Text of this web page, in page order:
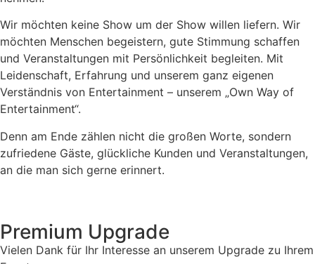
Wir möchten keine Show um der Show willen liefern. Wir
möchten Menschen begeistern, gute Stimmung schaffen
und Veranstaltungen mit Persönlichkeit begleiten. Mit
Leidenschaft, Erfahrung und unserem ganz eigenen
Verständnis von Entertainment – unserem „Own Way of
Entertainment“.
Denn am Ende zählen nicht die großen Worte, sondern
zufriedene Gäste, glückliche Kunden und Veranstaltungen,
an die man sich gerne erinnert.
Premium Upgrade
Vielen Dank für Ihr Interesse an unserem Upgrade zu Ihrem